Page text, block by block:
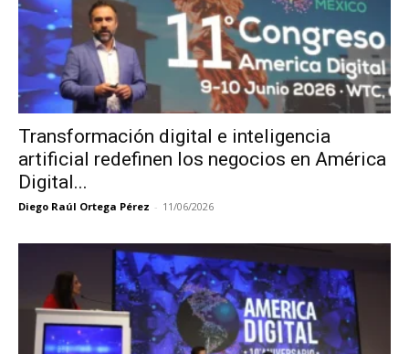
Transformación digital e inteligencia
artificial redefinen los negocios en América
Digital...
Diego Raúl Ortega Pérez - 11/06/2026